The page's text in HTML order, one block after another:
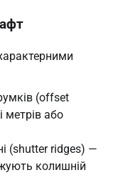
(offset
метрів або
(shutter ridges) —
колишній